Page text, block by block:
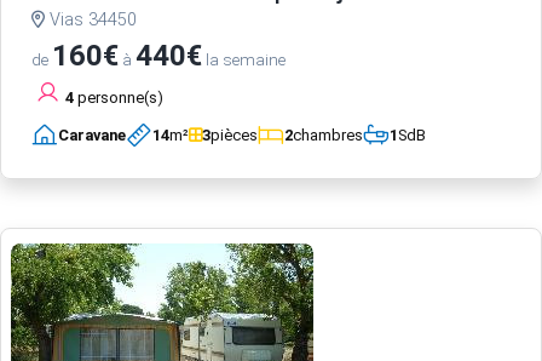
Vias 34450
de 160€ à 440€ la semaine
4 personne(s)
Caravane 14m² 3pièces 2chambres 1SdB